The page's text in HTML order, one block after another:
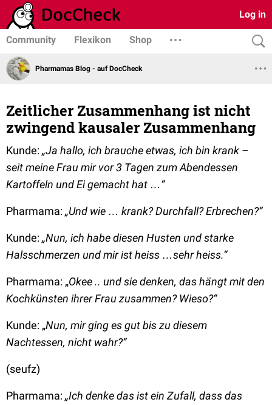
Log in
Community Flexikon Shop
Pharmamas Blog - auf DocCheck
Zeitlicher Zusammenhang ist nicht
zwingend kausaler Zusammenhang
Kunde:„Ja hallo, ich brauche etwas, ich bin krank –
seit meine Frau mir vor 3 Tagen zum Abendessen
Kartoffeln und Ei gemacht hat …“
Pharmama:„Und wie … krank? Durchfall? Erbrechen?“
Kunde:„Nun, ich habe diesen Husten und starke
Halsschmerzen und mir ist heiss …sehr heiss.“
Pharmama: „Okee .. und sie denken, das hängt mit den
Kochkünsten ihrer Frau zusammen? Wieso?“
Kunde: „Nun, mir ging es gut bis zu diesem
Nachtessen, nicht wahr?“
(seufz)
Pharmama:„Ich denke das ist ein Zufall, dass das